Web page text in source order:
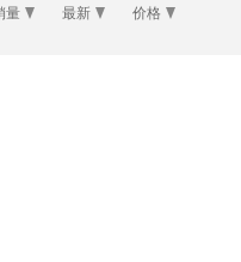
量 最新 价格